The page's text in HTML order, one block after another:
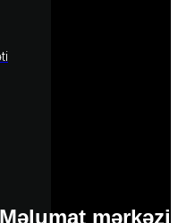
Məlumat mərkəzi